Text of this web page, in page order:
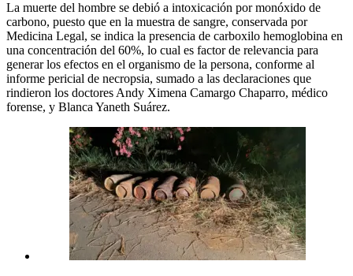
La muerte del hombre se debió a intoxicación por monóxido de
carbono, puesto que en la muestra de sangre, conservada por
Medicina Legal, se indica la presencia de carboxilo hemoglobina en
una concentración del 60%, lo cual es factor de relevancia para
generar los efectos en el organismo de la persona, conforme al
informe pericial de necropsia, sumado a las declaraciones que
rindieron los doctores Andy Ximena Camargo Chaparro, médico
forense, y Blanca Yaneth Suárez.